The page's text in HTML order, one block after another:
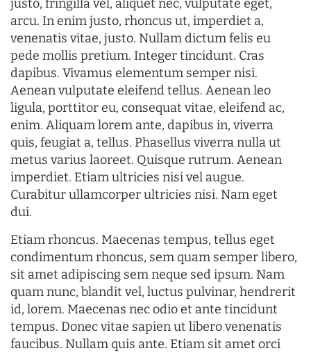
justo, fringilla vel, aliquet nec, vulputate eget,
arcu. In enim justo, rhoncus ut, imperdiet a,
venenatis vitae, justo. Nullam dictum felis eu
pede mollis pretium. Integer tincidunt. Cras
dapibus. Vivamus elementum semper nisi.
Aenean vulputate eleifend tellus. Aenean leo
ligula, porttitor eu, consequat vitae, eleifend ac,
enim. Aliquam lorem ante, dapibus in, viverra
quis, feugiat a, tellus. Phasellus viverra nulla ut
metus varius laoreet. Quisque rutrum. Aenean
imperdiet. Etiam ultricies nisi vel augue.
Curabitur ullamcorper ultricies nisi. Nam eget
dui.
Etiam rhoncus. Maecenas tempus, tellus eget
condimentum rhoncus, sem quam semper libero,
sit amet adipiscing sem neque sed ipsum. Nam
quam nunc, blandit vel, luctus pulvinar, hendrerit
id, lorem. Maecenas nec odio et ante tincidunt
tempus. Donec vitae sapien ut libero venenatis
faucibus. Nullam quis ante. Etiam sit amet orci